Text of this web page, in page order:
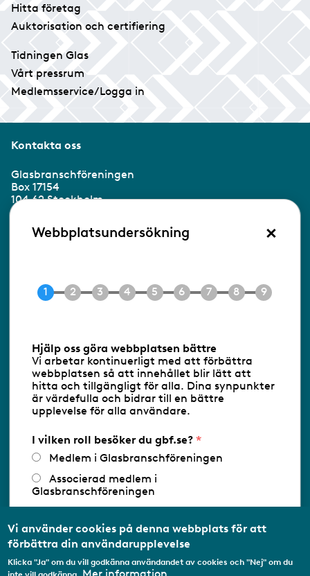
Hitta företag
Auktorisation och certifiering
Tidningen Glas
Vårt pressrum
Medlemsservice/Logga in
Kontakta oss
Glasbranschföreningen
Box 17154
104 62 Stockholm
Besöksadress:
Ringvägen 100
E-post info@gbf.se
Följ oss via RSS
Databasens namn:www.gbf.se-
Glasbranschföreningen AB - Ansvarig
utgivare: Sofia Wahlgren
Webbplatsundersökning ×
Hjälp oss göra webbplatsen bättre
Vi arbetar kontinuerligt med att förbättra
webbplatsen så att innehållet blir lätt att
hitta och tillgängligt för alla. Dina synpunkter
är värdefulla och bidrar till en bättre
upplevelse för alla användare.
I vilken roll besöker du gbf.se?
Medlem i Glasbranschföreningen
Associerad medlem i
Glasbranschföreningen
medlemsorganisation/Svenskt Näringsliv
Utbildningsaktör
Student
Vi använder cookies på denna webbplats för att
förbättra din användarupplevelse
Klicka "Ja" om du vill godkänna användandet av cookies och "Nej" om du